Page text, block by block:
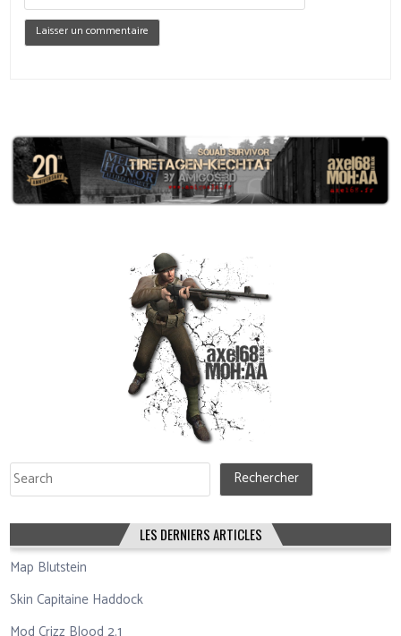
Rechercher Rechercher
LES DERNIERS ARTICLES
Map Blutstein
Skin Capitaine Haddock